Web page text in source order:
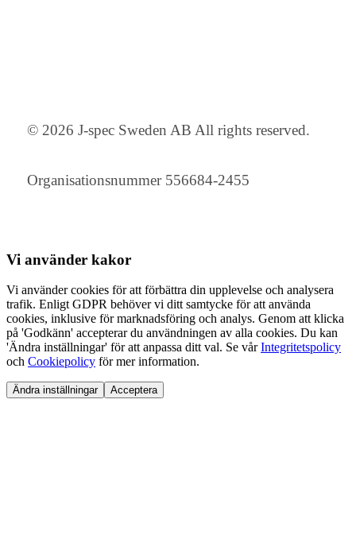
© 2026 J-spec Sweden AB All rights reserved.
Organisationsnummer 556684-2455
Vi använder kakor
Vi använder cookies för att förbättra din upplevelse och analysera
trafik. Enligt GDPR behöver vi ditt samtycke för att använda
cookies, inklusive för marknadsföring och analys. Genom att klicka
på 'Godkänn' accepterar du användningen av alla cookies. Du kan
'Ändra inställningar' för att anpassa ditt val. Se vårIntegritetspolicy
och Cookiepolicy för mer information.
Ändra inställningar Acceptera